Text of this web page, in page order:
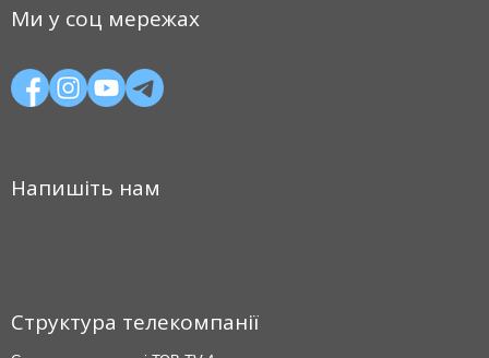
Ми у соц мережах
Напишіть нам
Структура телекомпанії